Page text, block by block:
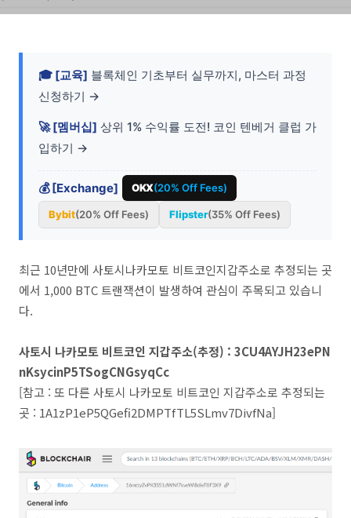
🎓 [교육] 블록체인 기초부터 실무까지, 마스터 과정
신청하기 →
🚀 [멤버십] 상위 1% 수익률 도전! 코인 텐베거 클럽 가
입하기 →
💰 [Exchange] OKX(20% Off Fees)
Bybit(20% Off Fees) Flipster(35% Off Fees)
최근 10년만에 사토시나카모토 비트코인지갑주소로 추정되는 곳
에서 1,000 BTC 트랜잭션이 발생하여 관심이 주목되고 있습니
다.
사토시 나카모토 비트코인 지갑주소(추정) : 3CU4AYJH23ePN
nKsycinP5TSogCNGsyqCc
[참고 : 또 다른 사토시 나카모토 비트코인 지갑주소로 추정되는
곳 : 1A1zP1eP5QGefi2DMPTfTL5SLmv7DivfNa]